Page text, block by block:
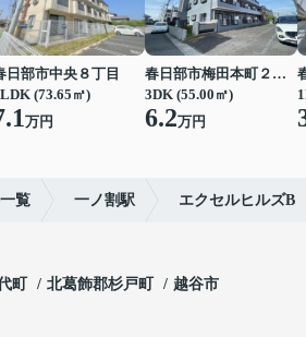
日部市中央８丁目
(73.65㎡)
万円
春日部市梅田本町２丁目
3DK (55.00㎡)
6.2万円
覧 一ノ割駅 エクセルヒルズB
町 北葛飾郡杉戸町 越谷市